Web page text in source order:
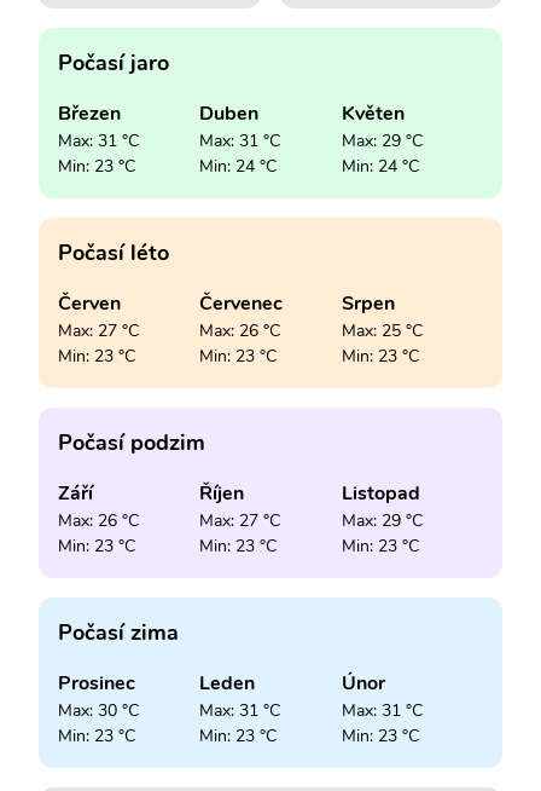
Počasí jaro
Březen
Max: 31 °C
Min: 23 °C
Duben
Max: 31 °C
Min: 24 °C
Květen
Max: 29 °C
Min: 24 °C
Počasí léto
Červen
Max: 27 °C
Min: 23 °C
Červenec
Max: 26 °C
Min: 23 °C
Srpen
Max: 25 °C
Min: 23 °C
Počasí podzim
Září
Max: 26 °C
Min: 23 °C
Říjen
Max: 27 °C
Min: 23 °C
Listopad
Max: 29 °C
Min: 23 °C
Počasí zima
Prosinec
Max: 30 °C
Min: 23 °C
Leden
Max: 31 °C
Min: 23 °C
Únor
Max: 31 °C
Min: 23 °C